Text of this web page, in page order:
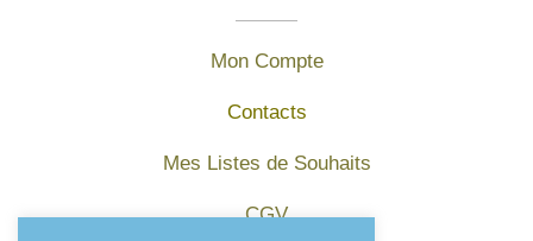
Mon Compte
Contacts
Mes Listes de Souhaits
CGV